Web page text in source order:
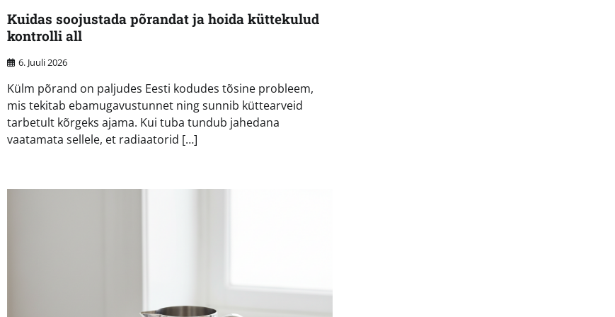
Kuidas soojustada põrandat ja hoida küttekulud
kontrolli all
6. Juuli 2026
Külm põrand on paljudes Eesti kodudes tõsine probleem,
mis tekitab ebamugavustunnet ning sunnib küttearveid
tarbetult kõrgeks ajama. Kui tuba tundub jahedana
vaatamata sellele, et radiaatorid […]